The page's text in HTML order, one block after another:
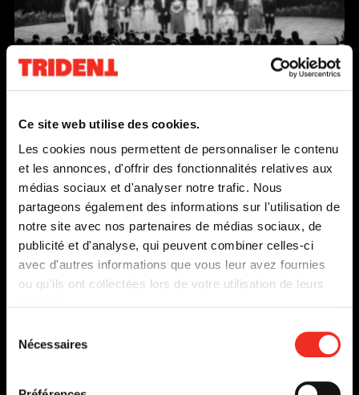
Ce
lien
Ce site web utilise des cookies.
Les cookies nous permettent de personnaliser le contenu
et les annonces, d'offrir des fonctionnalités relatives aux
médias sociaux et d'analyser notre trafic. Nous
partageons également des informations sur l'utilisation de
notre site avec nos partenaires de médias sociaux, de
publicité et d'analyse, qui peuvent combiner celles-ci
avec d'autres informations que vous leur avez fournies
ou qu'ils ont collectées lors de votre utilisation de leurs
Nécessaires
MACBETT
DU 3 NOVEMBRE
AU 28 NOVEMBRE 2009